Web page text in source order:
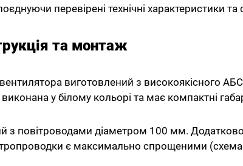
перевірені технічні характеристики та
та монтаж
виготовлений з високоякісного
у білому кольорі та має компактні
з повітроводами діаметром 100 мм.
є максимально спрощеними (схема